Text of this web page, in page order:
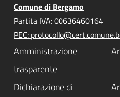
Comune di Bergamo
Partita IVA: 00636460164
PEC:
Amministrazione
trasparente
Dichiarazione di